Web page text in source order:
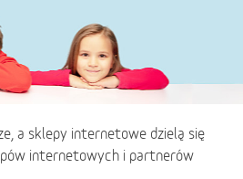
a sklepy internetowe dzielą się
internetowych i partnerów